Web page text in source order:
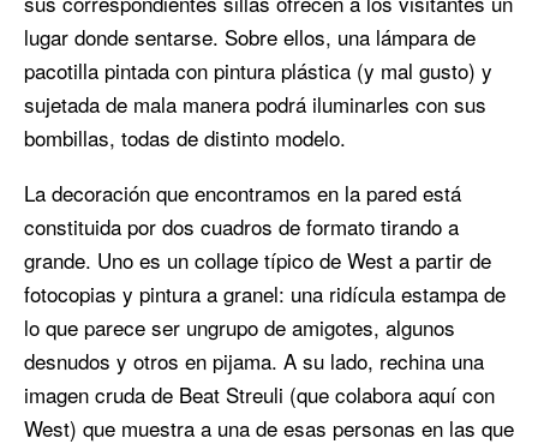
lugar donde sentarse. Sobre ellos, una lámpara de
pacotilla pintada con pintura plástica (y mal gusto) y
sujetada de mala manera podrá iluminarles con sus
bombillas, todas de distinto modelo.
La decoración que encontramos en la pared está
constituida por dos cuadros de formato tirando a
grande. Uno es un collage típico de West a partir de
fotocopias y pintura a granel: una ridícula estampa de
lo que parece ser ungrupo de amigotes, algunos
desnudos y otros en pijama. A su lado, rechina una
imagen cruda de Beat Streuli (que colabora aquí con
West) que muestra a una de esas personas en las que